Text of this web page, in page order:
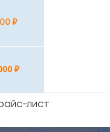
₽
₽
лист